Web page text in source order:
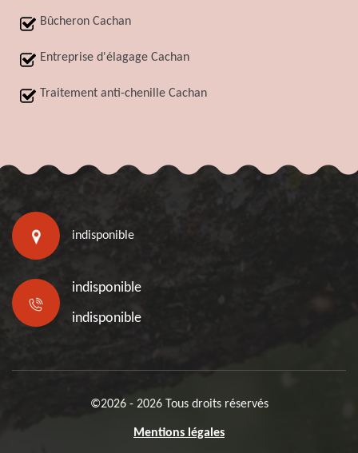
Bûcheron Cachan
Entreprise d'élagage Cachan
Traitement anti-chenille Cachan
indisponible
indisponible
indisponible
©2026 - 2026 Tous droits réservés
Mentions légales